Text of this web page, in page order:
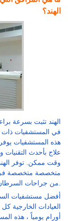
الهند؟
الهند تثبت بسرعة
في المستشفيات ذات
هذه المستشفيات
علاج بأحدث
وقت ممكن. توفر
متخصصة متخصصة في
أفضل مستشفيات
أورام يومياً ، هذه